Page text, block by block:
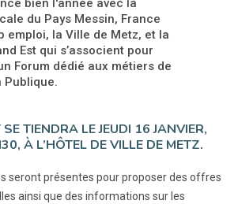
bien l'année avec la
du Pays Messin, France
emploi, la Ville de Metz, et la
Est qui s’associent pour
Forum dédié aux métiers de
Publique.
TIENDRA LE JEUDI 16 JANVIER,
À L’HÔTEL DE VILLE DE METZ.
seront présentes pour proposer des offres
ainsi que des informations sur les